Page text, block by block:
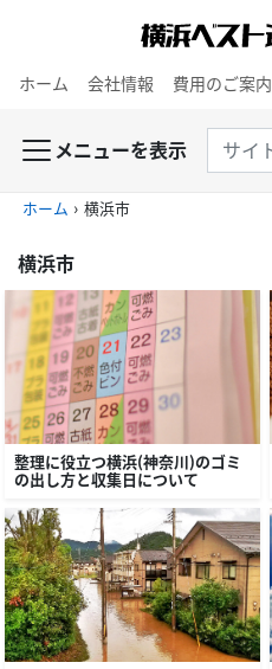
ホーム 会社情報 費用のご案内
メニューを表示
ホーム › 横浜市
横浜市
整理に役立つ横浜（神奈川）のゴミ
の出し方と収集日について